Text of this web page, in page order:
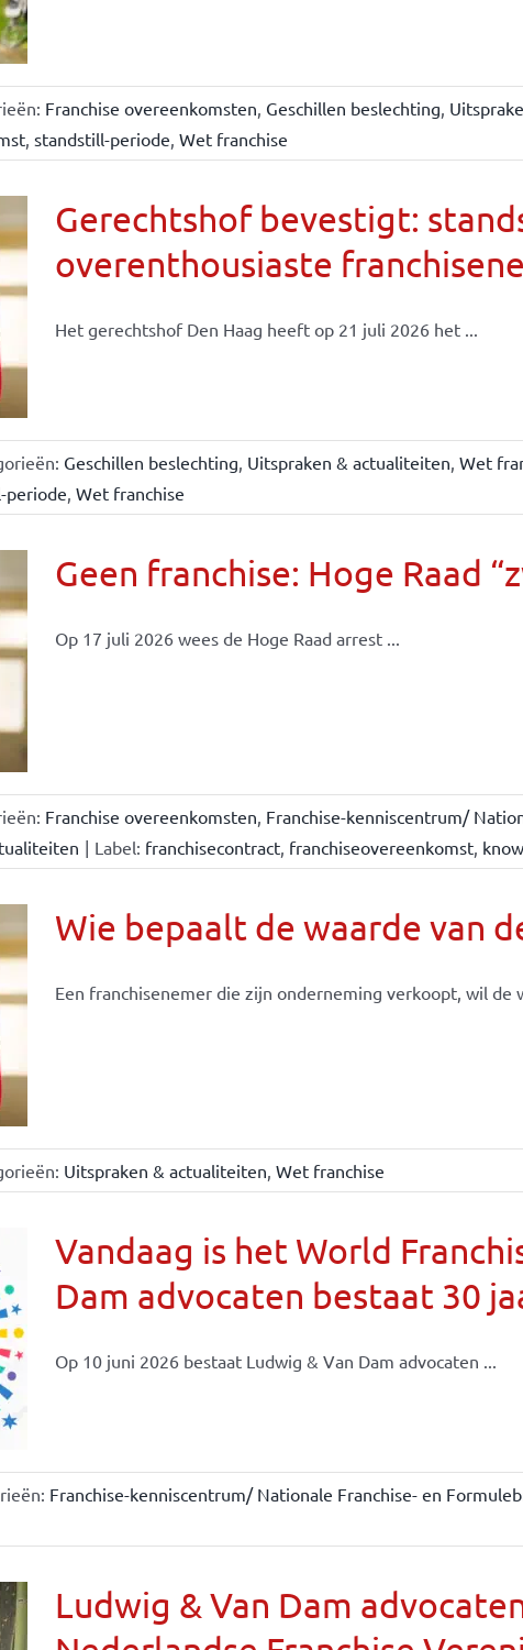
Franchise overeenkomsten, Geschillen beslechting,
, standstill-periode, Wet franchise
Gerechtshof bevestigt:
overenthousiaste
Het gerechtshof Den Haag heeft op 21 juli 2026 het ...
Geschillen beslechting, Uitspraken & actualiteiten, Wet
periode, Wet franchise
Geen franchise: Hoge Raad
Op 17 juli 2026 wees de Hoge Raad arrest ...
Franchise overeenkomsten, Franchise-kenniscentrum/
| Label: franchisecontract, franchiseovereenkomst,
Wie bepaalt de waarde van
Een franchisenemer die zijn onderneming verkoopt, wil de
Uitspraken & actualiteiten, Wet franchise
Vandaag is het World
Dam advocaten bestaat 30
Op 10 juni 2026 bestaat Ludwig & Van Dam advocaten ...
Franchise-kenniscentrum/ Nationale Franchise- en
Ludwig & Van Dam